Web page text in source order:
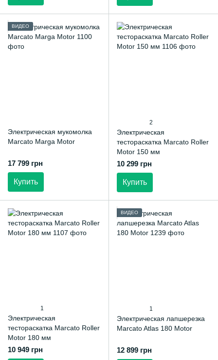
ВИДЕО
Электрическая мукомолка
Marcato Marga Motor
17 799 грн
Купить
2
Электрическая
тестораскатка Marcato Roller
Motor 150 мм
10 299 грн
Купить
1
Электрическая
тестораскатка Marcato Roller
Motor 180 мм
10 949 грн
ВИДЕО
1
Электрическая лапшерезка
Marcato Atlas 180 Motor
12 899 грн